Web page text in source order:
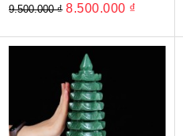
9.500.000 ₫ 8.500.000 ₫